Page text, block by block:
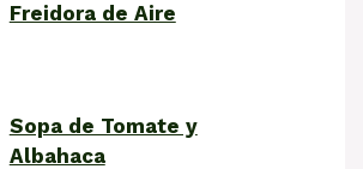
Freidora de Aire
Sopa de Tomate y
Albahaca